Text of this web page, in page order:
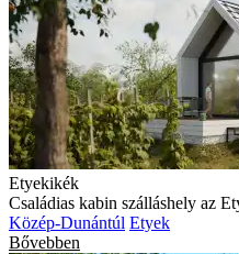
Etyekikék
Családias kabin szálláshely az
Közép-Dunántúl Etyek
Bővebben